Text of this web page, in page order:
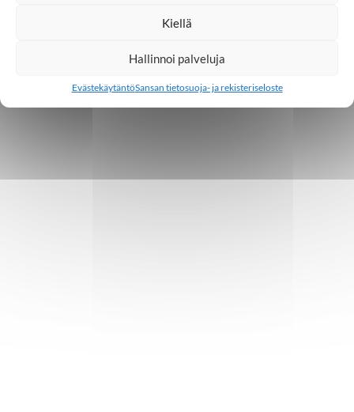
Kiellä
Hallinnoi palveluja
EvästekäytäntöSansan tietosuoja- ja rekisteriseloste